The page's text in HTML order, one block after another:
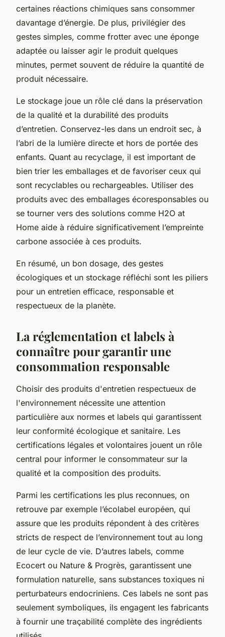
certaines réactions chimiques sans consommer
davantage d’énergie. De plus, privilégier des
gestes simples, comme frotter avec une éponge
adaptée ou laisser agir le produit quelques
minutes, permet souvent de réduire la quantité de
produit nécessaire.
Le stockage joue un rôle clé dans la préservation
de la qualité et la durabilité des produits
d’entretien. Conservez-les dans un endroit sec, à
l’abri de la lumière directe et hors de portée des
enfants. Quant au recyclage, il est important de
bien trier les emballages et de favoriser ceux qui
sont recyclables ou rechargeables. Utiliser des
produits avec des emballages écoresponsables ou
se tourner vers des solutions comme H2O at
Home aide à réduire significativement l’empreinte
carbone associée à ces produits.
En résumé, un bon dosage, des gestes
écologiques et un stockage réfléchi sont les piliers
pour un entretien efficace, responsable et
respectueux de la planète.
La réglementation et labels à
connaître pour garantir une
consommation responsable
Choisir des produits d'entretien respectueux de
l'environnement nécessite une attention
particulière aux normes et labels qui garantissent
leur conformité écologique et sanitaire. Les
certifications légales et volontaires jouent un rôle
central pour informer le consommateur sur la
qualité et la composition des produits.
Parmi les certifications les plus reconnues, on
retrouve par exemple l’écolabel européen, qui
assure que les produits répondent à des critères
stricts de respect de l’environnement tout au long
de leur cycle de vie. D’autres labels, comme
Ecocert ou Nature & Progrès, garantissent une
formulation naturelle, sans substances toxiques ni
perturbateurs endocriniens. Ces labels ne sont pas
seulement symboliques, ils engagent les fabricants
à fournir une traçabilité complète des ingrédients